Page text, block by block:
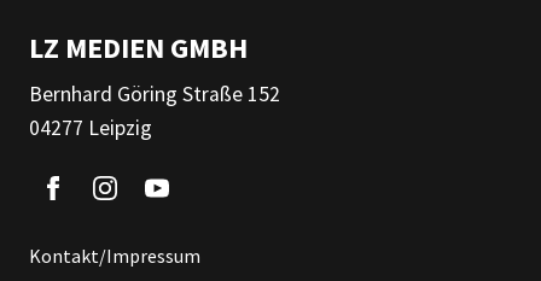
LZ MEDIEN GMBH
Bernhard Göring Straße 152
04277 Leipzig
Kontakt/Impressum